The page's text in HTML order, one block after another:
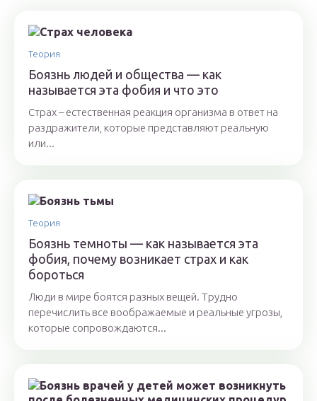
Теория
Боязнь людей и общества — как
называется эта фобия и что это
Страх – естественная реакция организма в ответ на
раздражители, которые представляют реальную
или...
Теория
Боязнь темноты — как называется эта
фобия, почему возникает страх и как
бороться
Люди в мире боятся разных вещей. Трудно
перечислить все воображаемые и реальные угрозы,
которые сопровождаются...